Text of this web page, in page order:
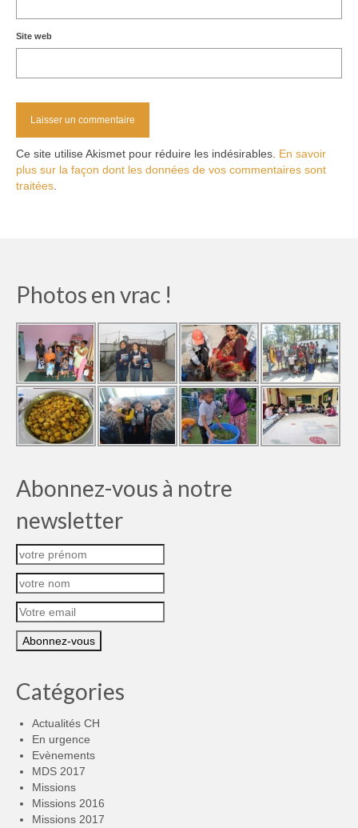
Site web
Ce site utilise Akismet pour réduire les indésirables. En savoir
plus sur la façon dont les données de vos commentaires sont
traitées
Photos en vrac !
Abonnez-vous à notre
newsletter
Catégories
Actualités CH
En urgence
Evènements
MDS 2017
Missions
Missions 2016
Missions 2017